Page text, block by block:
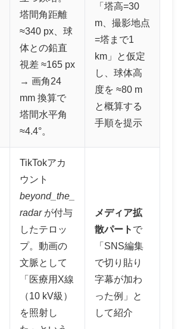
塔間角距離
≈340 px、球
体との鉛直
視差 ≈165 px
→ 画角24
mm 換算で
塔間水平角
≈4.4°。
「塔高=30
m、撮影地点
=塔まで1
km」と仮定
し、球体高
度を ≈80 m
と概算する
手順を提示
TikTokアカ
ウント
beyond_the_
radarが付与
したテロッ
プ。動画の
文脈として
「医療用X線
（10 kV級）
を照射し
メディア拡
散パート で
「SNS編集
で切り貼り
字幕が加わ
った例」と
して紹介